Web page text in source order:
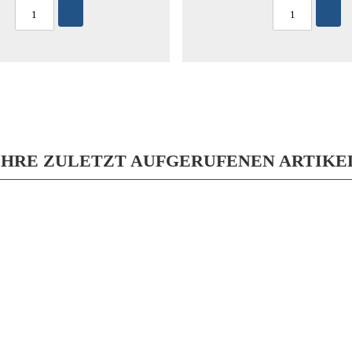
ZULETZT AUFGERUFENEN